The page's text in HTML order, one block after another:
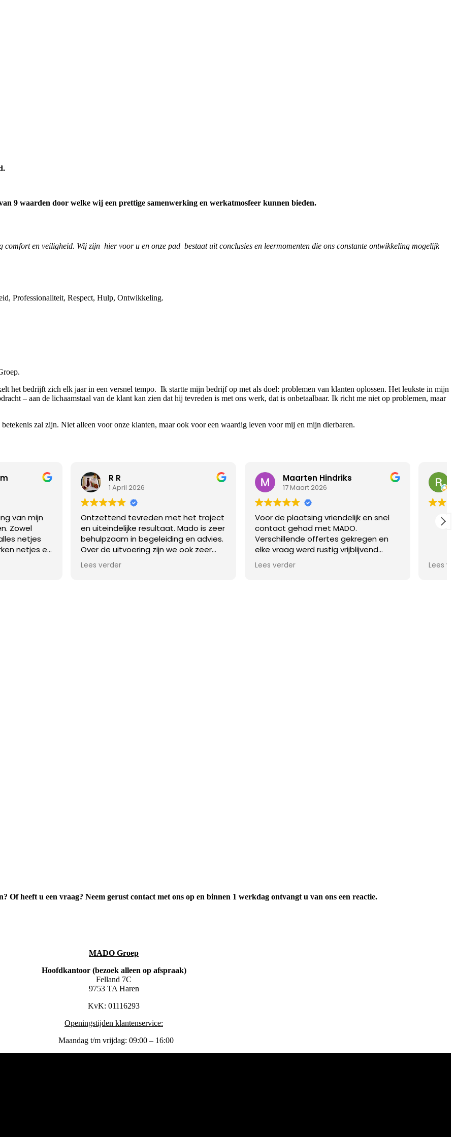
9 waarden door welke wij een prettige samenwerking en werkatmosfeer kunnen bieden.
comfort en veiligheid. Wij zijn hier voor u en onze pad bestaat uit conclusies en leermomenten die ons constante ontwikkeling mogelijk
Professionaliteit, Respect, Hulp, Ontwikkeling.
het bedrijft zich elk jaar in een versnel tempo. Ik startte mijn bedrijf op met als doel: problemen van klanten oplossen. Het leukste in mijn
– aan de lichaamstaal van de klant kan zien dat hij tevreden is met ons werk, dat is onbetaalbaar. Ik richt me niet op problemen, maar
zal zijn. Niet alleen voor onze klanten, maar ook voor een waardig leven voor mij en mijn dierbaren.
met het traject
Mado is zeer
en advies.
zijn we ook zeer
en
17 Maart 2026
Voor de plaatsing vriendelijk en snel
contact gehad met MADO.
Verschillende offertes gekregen en
elke vraag werd rustig vrijblijvend
helemaal in 1 dag, maar ons niet in de
Lees verder
Richard Reijinga
4 Maart 2026
Net werk van Mado , en vrij snel
Lees verder
Of heeft u een vraag? Neem gerust contact met ons op en binnen 1 werkdag ontvangt u van ons een reactie.
MADO Groep
Hoofdkantoor (bezoek alleen op afspraak)
Felland 7C
9753 TA Haren
KvK: 01116293
Openingstijden klantenservice:
Maandag t/m vrijdag: 09:00 – 16:00